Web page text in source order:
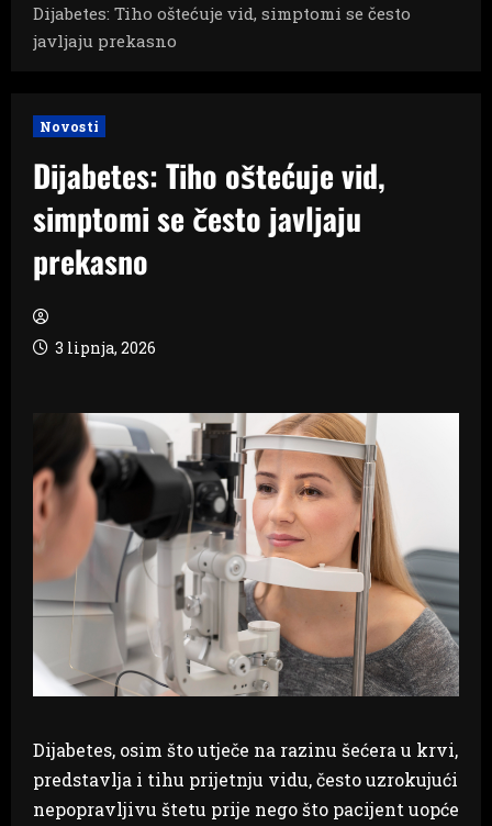
Dijabetes: Tiho oštećuje vid, simptomi se često
javljaju prekasno
Novosti
Dijabetes: Tiho oštećuje vid,
simptomi se često javljaju
prekasno
3 lipnja, 2026
Dijabetes, osim što utječe na razinu šećera u krvi,
predstavlja i tihu prijetnju vidu, često uzrokujući
nepopravljivu štetu prije nego što pacijent uopće